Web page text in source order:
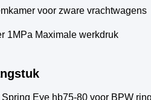
voor zware vrachtwagens
1MPa Maximale werkdruk
Eye hb75-80 voor BPW